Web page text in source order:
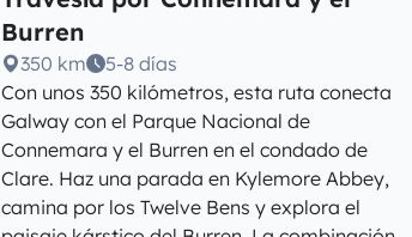
Burren
350 km
5-8 días
Con unos 350 kilómetros, esta ruta conecta
Galway con el Parque Nacional de
Connemara y el Burren en el condado de
Clare. Haz una parada en Kylemore Abbey,
camina por los Twelve Bens y explora el